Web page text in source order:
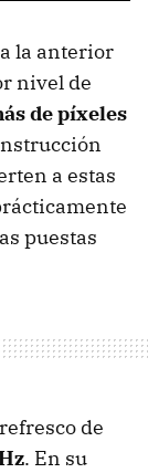
la anterior
nivel de
de píxeles
a estas
puestas
de
. En su